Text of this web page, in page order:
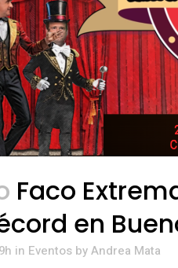
Faco
en
in Eventos byAndrea Mata